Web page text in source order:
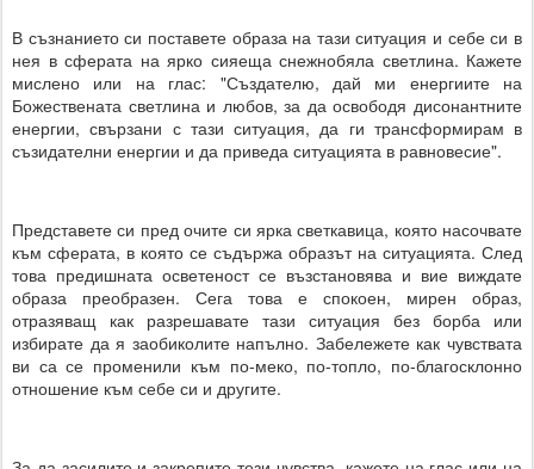
В съзнанието си поставете образа на тази ситуация и себе си в
нея в сферата на ярко сияеща снежнобяла светлина. Кажете
мислено или на глас: "Създателю, дай ми енергиите на
Божествената светлина и любов, за да освободя дисонантните
енергии, свързани с тази ситуация, да ги трансформирам в
съзидателни енергии и да приведа ситуацията в равновесие".
Представете си пред очите си ярка светкавица, която насочвате
към сферата, в която се съдържа образът на ситуацията. След
това предишната осветеност се възстановява и вие виждате
образа преобразен. Сега това е спокоен, мирен образ,
отразяващ как разрешавате тази ситуация без борба или
избирате да я заобиколите напълно. Забележете как чувствата
ви са се променили към по-меко, по-топло, по-благосклонно
отношение към себе си и другите.